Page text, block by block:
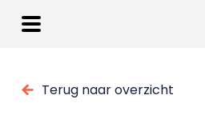
Terug naar overzicht